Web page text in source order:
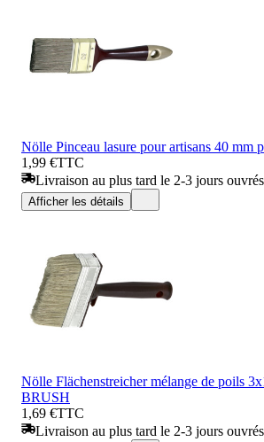
Nölle Pinceau lasure pour artisans 40 mm
1,99 €TTC
Livraison au plus tard le 2-3 jours ouvrés
Afficher les détails
Nölle Flächenstreicher mélange de poils
BRUSH
1,69 €TTC
Livraison au plus tard le 2-3 jours ouvrés